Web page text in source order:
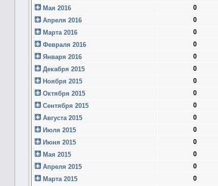
Мая 2016
0
Апреля 2016
0
Марта 2016
0
Февраля 2016
0
Января 2016
0
Декабря 2015
0
Ноября 2015
0
Октября 2015
0
Сентября 2015
0
Августа 2015
0
Июля 2015
0
Июня 2015
0
Мая 2015
0
Апреля 2015
0
Марта 2015
0